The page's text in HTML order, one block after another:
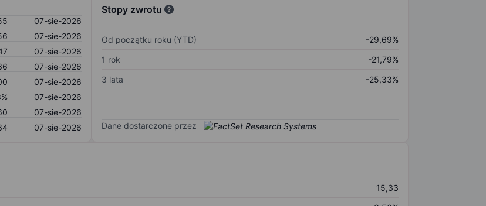
07-sie-2026
07-sie-2026
07-sie-2026
07-sie-2026
07-sie-2026
07-sie-2026
07-sie-2026
07-sie-2026
Stopy zwrotu
Od początku roku (YTD)
-29,69%
1 rok
-21,79%
3 lata
-25,33%
Dane dostarczone przez
15,33